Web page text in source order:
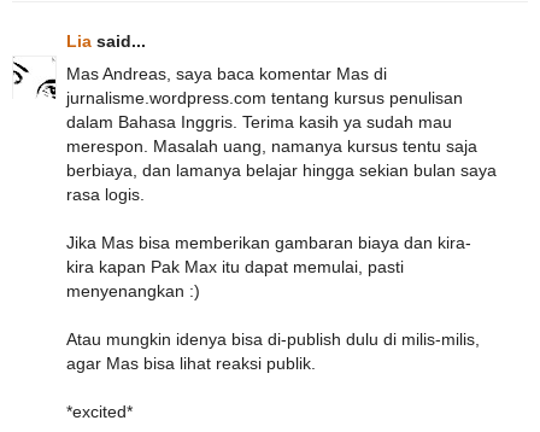
Lia said...
Mas Andreas, saya baca komentar Mas di
jurnalisme.wordpress.com tentang kursus penulisan
dalam Bahasa Inggris. Terima kasih ya sudah mau
merespon. Masalah uang, namanya kursus tentu saja
berbiaya, dan lamanya belajar hingga sekian bulan saya
rasa logis.
Jika Mas bisa memberikan gambaran biaya dan kira-
kira kapan Pak Max itu dapat memulai, pasti
menyenangkan :)
Atau mungkin idenya bisa di-publish dulu di milis-milis,
agar Mas bisa lihat reaksi publik.
*excited*